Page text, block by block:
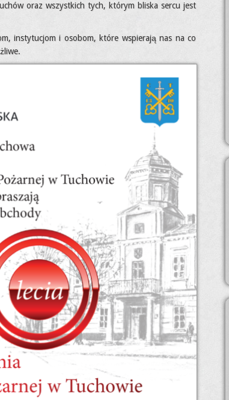
oraz wszystkich tych, którym bliska sercu jest
instytucjom i osobom, które wspierają nas na co